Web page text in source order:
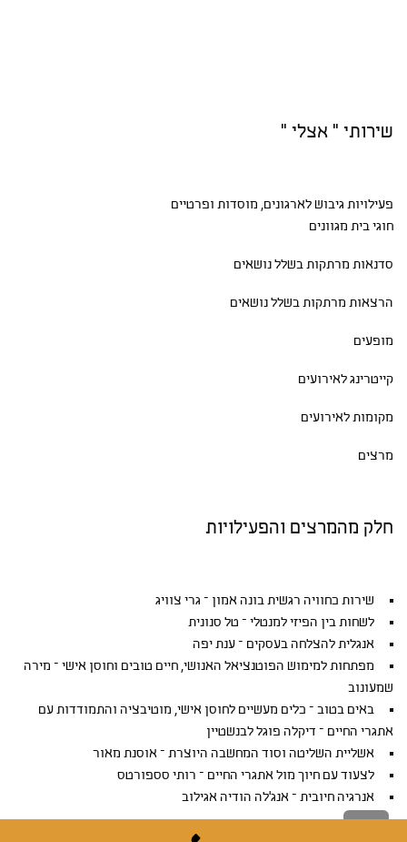
שירותי " אצלי "
פעילויות גיבושלארגונים, מוסדות ופרטיים
חוגי בית מגוונים
סדנאות מרתקות בשלל נושאים
הרצאות מרתקות בשלל נושאים
מופעים
קייטרינג לאירועים
מקומות לאירועים
מרצים
חלק מהמרצים והפעילויות
שירות כחוויה רגשית בונה אמון – גרי צוויג
לשחות בין הפיזי למנטלי – טל סנונית
אנגלית להצלחה בעסקים – ענת יפה
מפתחות למימוש הפוטנציאל האנושי, חיים טובים וחוסן אישי – מירה
שמעונוב
באים בטוב – כלים מעשיים לחוסן אישי, מוטיבציה והתמודדות עם
אתגרי החיים – דיקלה פוגל לבנשטיין
אשליית השליטה וסוד המחשבה היוצרת – אוסנת מאור
לצעוד עם חיוך מול אתגרי החיים – רותי סספורטס
אנרגיה חיובית – אנג'לה הודיה אגילוב